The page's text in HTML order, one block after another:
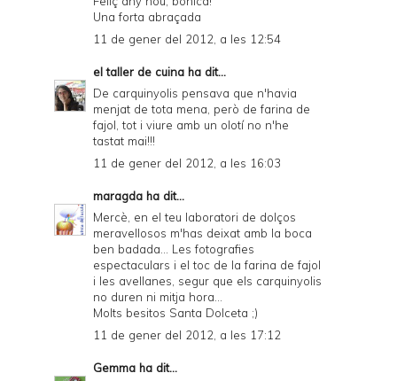
Una forta abraçada
11 de gener del 2012, a les 12:54
el taller de cuina ha dit...
De carquinyolis pensava que n'havia
menjat de tota mena, però de farina de
fajol, tot i viure amb un olotí no n'he
tastat mai!!!
11 de gener del 2012, a les 16:03
maragda ha dit...
Mercè, en el teu laboratori de dolços
meravellosos m'has deixat amb la boca
ben badada... Les fotografies
espectaculars i el toc de la farina de fajol
i les avellanes, segur que els carquinyolis
no duren ni mitja hora...
Molts besitos Santa Dolceta ;)
11 de gener del 2012, a les 17:12
Gemma ha dit...